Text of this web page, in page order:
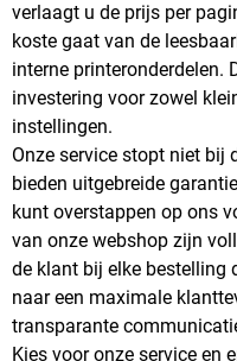
verlaagt u de prijs per
koste gaat van de
interne printeronderdelen.
investering voor zowel
instellingen.
Onze service stopt niet bij
bieden uitgebreide
kunt overstappen op ons
van onze webshop zijn
de klant bij elke bestelling
naar een maximale
transparante
Kies voor onze service en